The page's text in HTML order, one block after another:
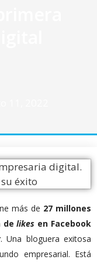
más de 27 millones
delikes en Facebook
. Una bloguera exitosa
empresarial. Está